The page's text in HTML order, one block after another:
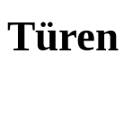
Türen